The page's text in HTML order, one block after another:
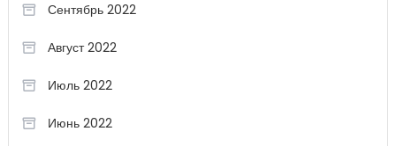
Сентябрь 2022
Август 2022
Июль 2022
Июнь 2022